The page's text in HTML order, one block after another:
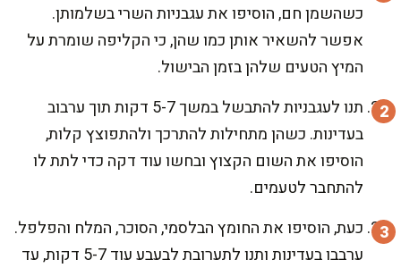
כשהשמן חם, הוסיפו את עגבניות השרי בשלמותן.
אפשר להשאיר אותן כמו שהן, כי הקליפה שומרת על
המיץ הטעים שלהן בזמן הבישול.
תנו לעגבניות להתבשל במשך 5-7 דקות תוך ערבוב
בעדינות. כשהן מתחילות להתרכך ולהתפוצץ קלות,
הוסיפו את השום הקצוץ ובחשו עוד דקה כדי לתת לו
להתחבר לטעמים.
כעת, הוסיפו את החומץ הבלסמי, הסוכר, המלח והפלפל.
ערבבו בעדינות ותנו לתערובת לבעבע עוד 5-7 דקות, עד